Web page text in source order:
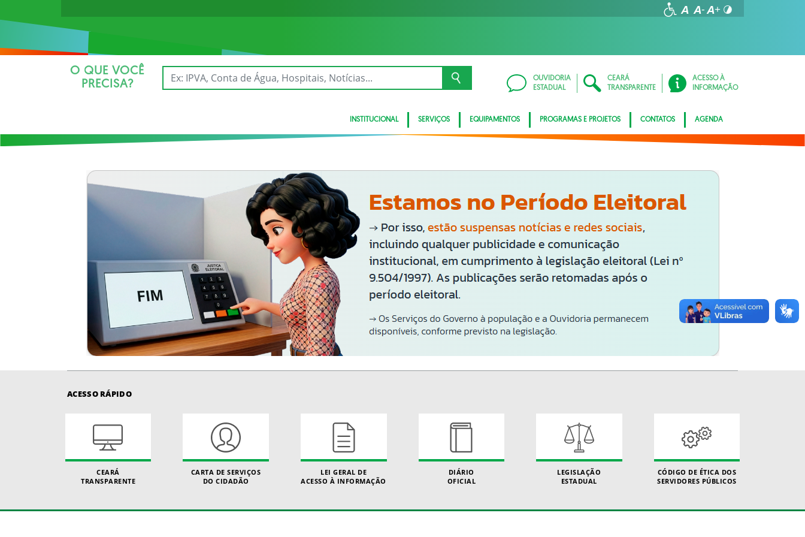
O QUE VOCÊ
PRECISA?
OUVIDORIA
ESTADUAL
CEARÁ
TRANSPARENTE
ACESSO À
INFORMAÇÃO
INSTITUCIONAL SERVIÇOS EQUIPAMENTOS PROGRAMAS E PROJETOS CONTATOS AGENDA
ACESSO RÁPIDO
CEARÁ
TRANSPARENTE
CARTA DE SERVIÇOS
DO CIDADÃO
LEI GERAL DE
ACESSO À INFORMAÇÃO
DIÁRIO
OFICIAL
LEGISLAÇÃO
ESTADUAL
CÓDIGO DE ÉTICA DOS
SERVIDORES PÚBLICOS